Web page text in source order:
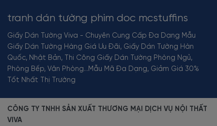
tranh dán tường phim doc mcstuffins
Giấy Dán Tường Viva - Chuyên Cung Cấp Đa Dạng Mẫu
Giấy Dán Tường Hàng Giá Ưu Đãi, Giấy Dán Tường Hàn
Quốc, Nhật Bản, Thi Công Giấy Dán Tường Phòng Ngủ,
Phòng Bếp, Văn Phòng...Mẫu Mã Đa Dạng, Giảm Giá 30%
Tốt Nhất Thị Trường
CÔNG TY TNHH SẢN XUẤT THƯƠNG MẠI DỊCH VỤ NỘI THẤT
VIVA